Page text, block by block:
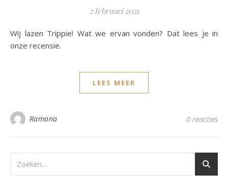
2 februari 2021
Wij lazen Trippie! Wat we ervan vonden? Dat lees je in
onze recensie.
LEES MEER
Ramona 0 reacties